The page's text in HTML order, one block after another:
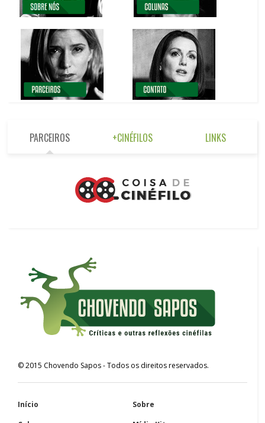
PARCEIROS +CINÉFILOS LINKS
©2015 Chovendo Sapos- Todos os direitos reservados.
Início
Sobre